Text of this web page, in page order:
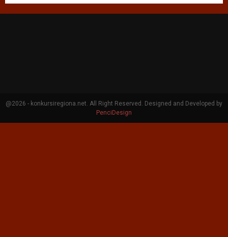
@2026 - konkursiregiona.net. All Right Reserved. Designed and Developed by
PenciDesign